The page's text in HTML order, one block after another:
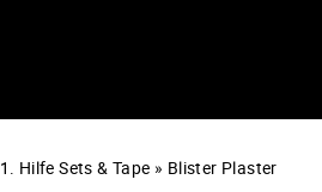
1. Hilfe Sets & Tape » Blister Plaster